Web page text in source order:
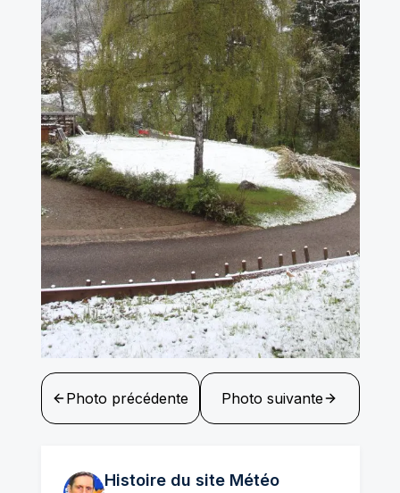
Photo précédente Photo suivante
Histoire du site Météo